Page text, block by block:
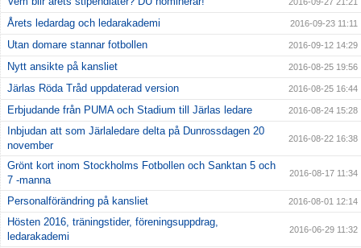
Årets ledardag och ledarakademi 2016-09-23 11:11
Utan domare stannar fotbollen 2016-09-12 14:29
Nytt ansikte på kansliet 2016-08-25 19:56
Järlas Röda Tråd uppdaterad version 2016-08-25 16:44
Erbjudande från PUMA och Stadium till Järlas ledare 2016-08-24 15:28
Inbjudan att som Järlaledare delta på Dunrossdagen 20
november
2016-08-22 16:38
Grönt kort inom Stockholms Fotbollen och Sanktan 5 och
7 -manna
2016-08-17 11:34
Personalförändring på kansliet 2016-08-01 12:14
Hösten 2016, träningstider, föreningsuppdrag,
ledarakademi
2016-06-29 11:32